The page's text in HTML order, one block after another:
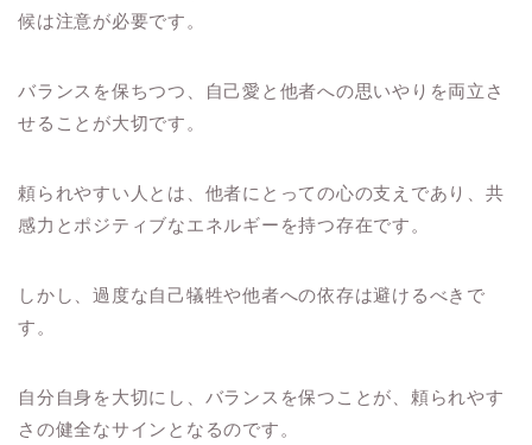
候は注意が必要です。
バランスを保ちつつ、自己愛と他者への思いやりを両立さ
せることが大切です。
頼られやすい人とは、他者にとっての心の支えであり、共
感力とポジティブなエネルギーを持つ存在です。
しかし、過度な自己犠牲や他者への依存は避けるべきで
す。
自分自身を大切にし、バランスを保つことが、頼られやす
さの健全なサインとなるのです。